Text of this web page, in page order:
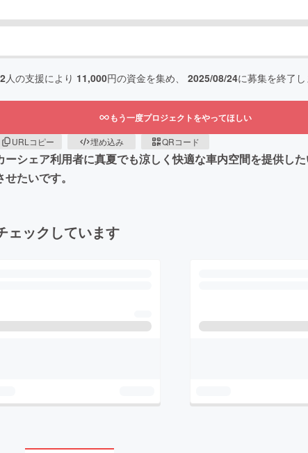
2人の支援により 11,000円の資金を集め、 2025/08/24に募集を終了し
もう一度プロジェクトをやってほしい
URLコピー 埋め込み QRコード
シェア利用者に真夏でも涼しく快適な車内空間を提供し
たいです。
ェックしています